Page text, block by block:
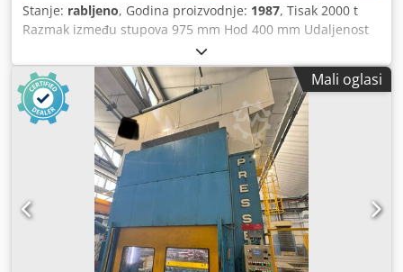
Stanje: rabljeno, Godina proizvodnje: 1987, Tisak 2000 t
Razmak između stupova 975 mm Hod 400 mm Udaljenost
stol/dubilo, veliki hod gore, podešavanje gore 1000 mm
Površina stola 1015 x 1050 mm Visina stola iznad razine
poda 800 mm Izvlakač u stolu 6,3 t Hod izvlakača u stolu
100 mm Izvlakač u dubilu 65 t Hod izvlakača u dubilu 100
mm Cedpfx Aezrpr Rsl Ierf Površina dubila 975 x 1050 mm
Povratna sila 150 t Brzina dolje 235 mm/s Brzina gore 250
mm/s Radna brzina 5 - 20 mm/s Kapacitet ulja 4000 l
Visina iznad poda 3,65 m Visina ispod poda 3,75 m Snaga
pogona 194,0 kW Težina 105,0 t Potrebni prostor (ŠxDxV)
5,0 x 6,5 x 7,4 m Kalibraciona preša s uljno-hidrauličkim
pogonom, hidrauličnim izvlakačem u stolu i dubilu.
Mali oglasi